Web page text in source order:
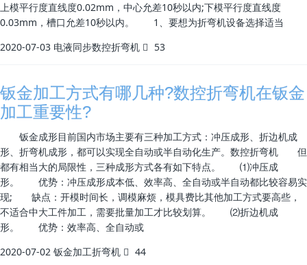
上模平行度直线度0.02mm，中心允差10秒以内;下模平行度直线度
0.03mm，槽口允差10秒以内。 1、要想为折弯机设备选择适当
2020-07-03 电液同步数控折弯机 53
钣金加工方式有哪几种?数控折弯机在钣金
加工重要性?
钣金成形目前国内市场主要有三种加工方式：冲压成形、折边机成
形、折弯机成形，都可以实现全自动或半自动化生产。数控折弯机 但
都有相当大的局限性，三种成形方式各有如下特点。 ⑴冲压成
形。 优势：冲压成形成本低、效率高、全自动或半自动都比较容易实
现; 缺点：开模时间长，调模麻烦，模具费比其他加工方式要高些，
不适合中大工件加工，需要批量加工才比较划算。 ⑵折边机成
形。 优势：效率高、全自动或
2020-07-02 钣金加工折弯机 44